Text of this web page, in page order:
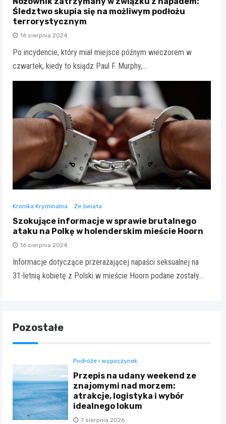
Śledztwo skupia się na możliwym podłożu
terrorystycznym
16 sierpnia 2024
Po incydencie, który miał miejsce późnym wieczorem w
czwartek, kiedy to ksiądz Paul F. Murphy,…
Kronika Kryminalna Ze świata
Szokujące informacje w sprawie brutalnego
ataku na Polkę w holenderskim mieście Hoorn
16 sierpnia 2024
Informacje dotyczące przerażającej napaści seksualnej na
31-letnią kobietę z Polski w mieście Hoorn podane zostały…
Pozostałe
Podróże i wypoczynek
Przepis na udany weekend ze
znajomymi nad morzem:
atrakcje, logistyka i wybór
idealnego lokum
7 sierpnia 2026